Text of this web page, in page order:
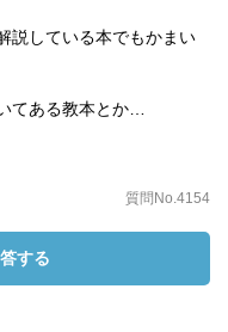
説している本でもかまい
てある教本とか…
質問No.4154
する